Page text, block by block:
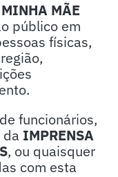
MÃE
público em
físicas,
funcionários,
IMPRENSA
, ou quaisquer
com esta